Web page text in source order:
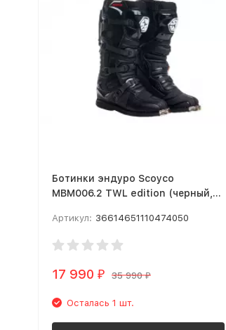
Ботинки эндуро Scoyco
MBM006.2 TWL edition (черный,
Артикул: 36614651110474050
17 990 ₽ 35 990₽
Осталась 1 шт.